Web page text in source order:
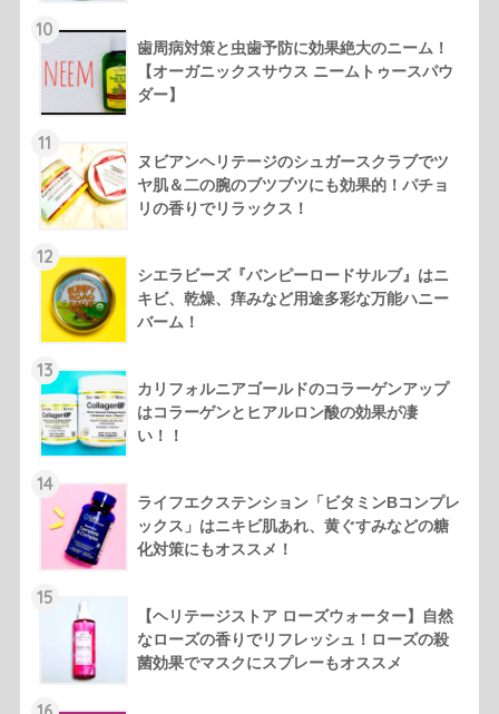
10
歯周病対策と虫歯予防に効果絶大のニーム！
【オーガニックスサウス ニームトゥースパウ
ダー】
11
ヌビアンヘリテージのシュガースクラブでツ
ヤ肌＆二の腕のブツブツにも効果的！パチョ
リの香りでリラックス！
12
シエラビーズ『バンピーロードサルブ』はニ
キビ、乾燥、痒みなど用途多彩な万能ハニー
バーム！
13
カリフォルニアゴールドのコラーゲンアップ
はコラーゲンとヒアルロン酸の効果が凄
い！！
14
ライフエクステンション「ビタミンBコンプレ
ックス」はニキビ肌あれ、黄ぐすみなどの糖
化対策にもオススメ！
15
【ヘリテージストア ローズウォーター】自然
なローズの香りでリフレッシュ！ローズの殺
菌効果でマスクにスプレーもオススメ